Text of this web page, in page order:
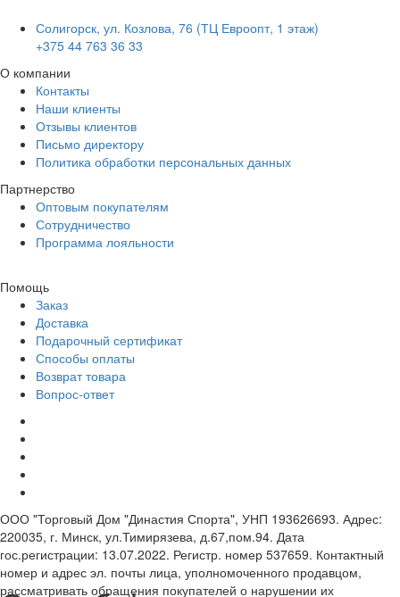
Солигорск, ул. Козлова, 76 (ТЦ Евроопт, 1 этаж)
+375 44 763 36 33
О компании
Контакты
Наши клиенты
Отзывы клиентов
Письмо директору
Политика обработки персональных данных
Партнерство
Оптовым покупателям
Сотрудничество
Программа лояльности
Помощь
Заказ
Доставка
Подарочный сертификат
Способы оплаты
Возврат товара
Вопрос-ответ
ООО "Торговый Дом "Династия Спорта", УНП 193626693. Адрес:
220035, г. Минск, ул.Тимирязева, д.67,пом.94. Дата
гос.регистрации: 13.07.2022. Регистр. номер 537659. Контактный
номер и адрес эл. почты лица, уполномоченного продавцом,
рассматривать обращения покупателей о нарушении их